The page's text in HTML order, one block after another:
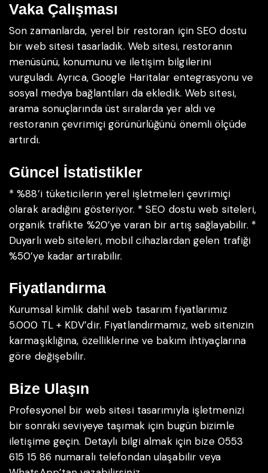
Vaka Çalışması
Son zamanlarda, yerel bir restoran için SEO dostu
bir web sitesi tasarladık. Web sitesi, restoranın
menüsünü, konumunu ve iletişim bilgilerini
vurguladı. Ayrıca, Google Haritalar entegrasyonu ve
sosyal medya bağlantıları da ekledik. Web sitesi,
arama sonuçlarında üst sıralarda yer aldı ve
restoranın çevrimiçi görünürlüğünü önemli ölçüde
artırdı.
Güncel İstatistikler
* %88’i tüketicilerin yerel işletmeleri çevrimiçi
olarak aradığını gösteriyor. * SEO dostu web siteleri,
organik trafikte %20’ye varan bir artış sağlayabilir. *
Duyarlı web siteleri, mobil cihazlardan gelen trafiği
%50’ye kadar artırabilir.
Fiyatlandırma
Kurumsal kimlik dahil web tasarım fiyatlarımız
5.000 TL + KDV’dir. Fiyatlandırmamız, web sitenizin
karmaşıklığına, özelliklerine ve bakım ihtiyaçlarına
göre değişebilir.
Bize Ulaşın
Profesyonel bir web sitesi tasarımıyla işletmenizi
bir sonraki seviyeye taşımak için bugün bizimle
iletişime geçin. Detaylı bilgi almak için bize 0553
615 15 86 numaralı telefondan ulaşabilir veya